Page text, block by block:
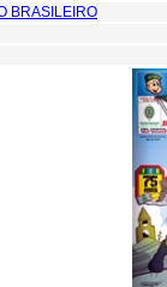
BRASILEIRO